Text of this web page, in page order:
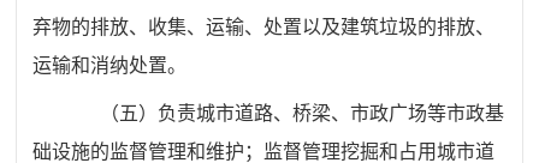
弃物的排放、收集、运输、处置以及建筑垃圾的排放、
运输和消纳处置。
（五）负责城市道路、桥梁、市政广场等市政基
础设施的监督管理和维护；监督管理挖掘和占用城市道